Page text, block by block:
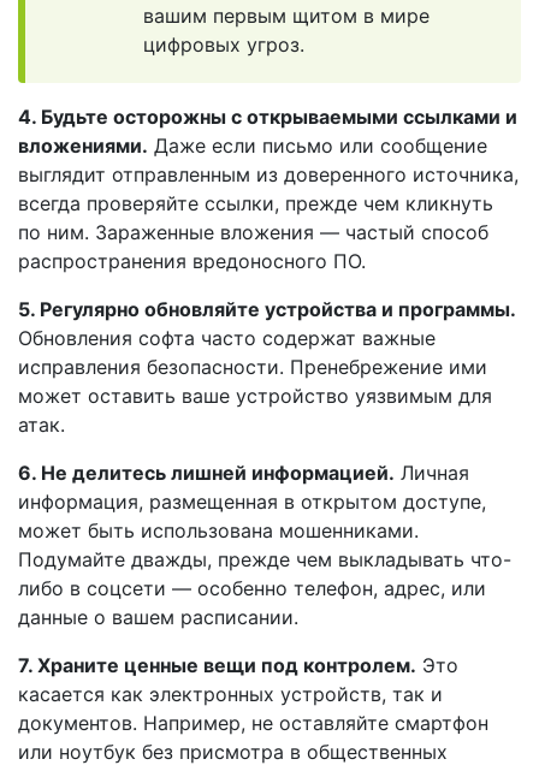
вашим первым щитом в мире
цифровых угроз.
4. Будьте осторожны с открываемыми ссылками и
вложениями. Даже если письмо или сообщение
выглядит отправленным из доверенного источника,
всегда проверяйте ссылки, прежде чем кликнуть
по ним. Зараженные вложения — частый способ
распространения вредоносного ПО.
5. Регулярно обновляйте устройства и программы.
Обновления софта часто содержат важные
исправления безопасности. Пренебрежение ими
может оставить ваше устройство уязвимым для
атак.
6. Не делитесь лишней информацией. Личная
информация, размещенная в открытом доступе,
может быть использована мошенниками.
Подумайте дважды, прежде чем выкладывать что-
либо в соцсети — особенно телефон, адрес, или
данные о вашем расписании.
7. Храните ценные вещи под контролем. Это
касается как электронных устройств, так и
документов. Например, не оставляйте смартфон
или ноутбук без присмотра в общественных